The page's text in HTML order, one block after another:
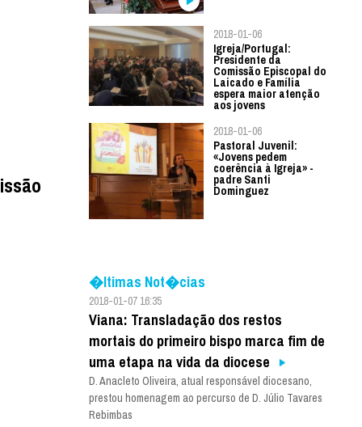
2018-01-06
Igreja/Portugal:
Presidente da
Comissão Episcopal do
Laicado e Família
espera maior atenção
aos jovens
2018-01-06
Pastoral Juvenil:
«Jovens pedem
coerência à Igreja» -
padre Santi
Dominguez
�ltimas Not�cias
2018-01-07 16:35
Viana: Transladação dos restos
mortais do primeiro bispo marca fim de
uma etapa na vida da diocese
D. Anacleto Oliveira, atual responsável diocesano,
prestou homenagem ao percurso de D. Júlio Tavares
Rebimbas